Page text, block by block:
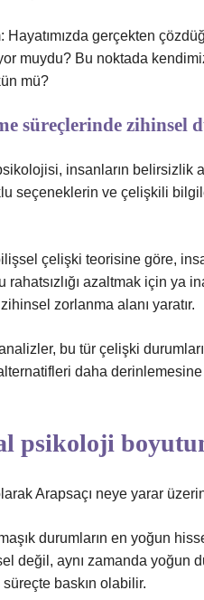
Hayatımızda gerçekten
muydu? Bu noktada
mü?
süreçlerinde zihinsel
insanların belirsizlik
seçeneklerin ve çelişkili
çelişki teorisine göre,
rahatsızlığı azaltmak için ya
zorlanma alanı yaratır.
bu tür çelişki
daha
psikoloji
Arapsaçı neye yarar
durumların en yoğun
değil, aynı zamanda yoğun
süreçte baskın olabilir.